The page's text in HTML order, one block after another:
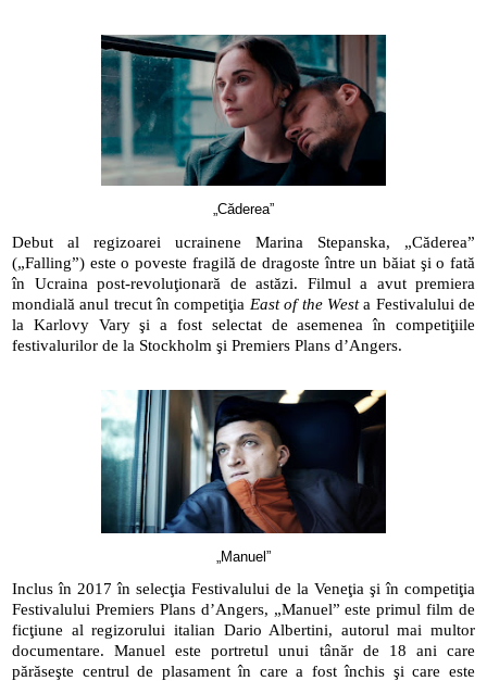
„Căderea”
Debut al regizoarei ucrainene Marina Stepanska, „Căderea”
(„Falling”) este o poveste fragilă de dragoste între un băiat şi o fată
în Ucraina post-revoluţionară de astăzi. Filmul a avut premiera
mondială anul trecut în competiţia East of the West a Festivalului de
la Karlovy Vary şi a fost selectat de asemenea în competiţiile
festivalurilor de la Stockholm şi Premiers Plans d’Angers.
„Manuel”
Inclus în 2017 în selecţia Festivalului de la Veneţia şi în competiţia
Festivalului Premiers Plans d’Angers, „Manuel” este primul film de
ficţiune al regizorului italian Dario Albertini, autorul mai multor
documentare. Manuel este portretul unui tânăr de 18 ani care
părăseşte centrul de plasament în care a fost închis şi care este